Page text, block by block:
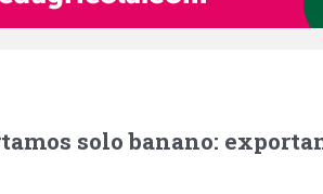
solo banano: